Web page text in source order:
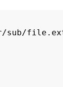
sub/